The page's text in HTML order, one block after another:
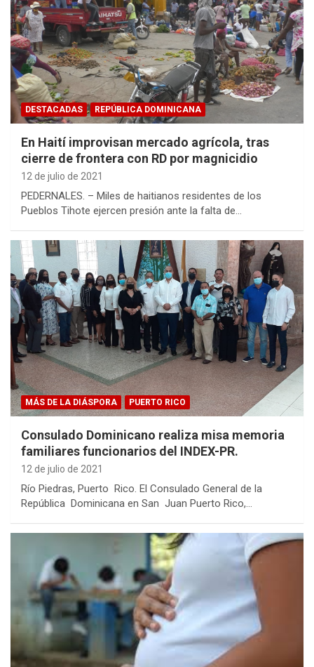
DESTACADAS REPÚBLICA DOMINICANA
En Haití improvisan mercado agrícola, tras
cierre de frontera con RD por magnicidio
12 de julio de 2021
PEDERNALES. – Miles de haitianos residentes de los
Pueblos Tihote ejercen presión ante la falta de…
MÁS DE LA DIÁSPORA PUERTO RICO
Consulado Dominicano realiza misa memoria
familiares funcionarios del INDEX-PR.
12 de julio de 2021
Río Piedras, Puerto Rico. El Consulado General de la
República Dominicana en San Juan Puerto Rico,…